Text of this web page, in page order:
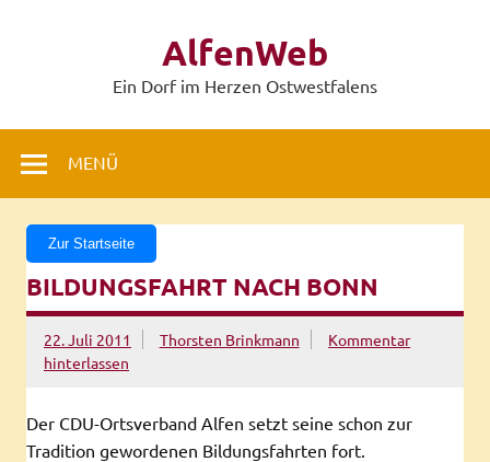
AlfenWeb
Ein Dorf im Herzen Ostwestfalens
MENÜ
Zur Startseite
BILDUNGSFAHRT NACH BONN
22. Juli 2011 Thorsten Brinkmann
Kommentar
hinterlassen
Der CDU-Ortsverband Alfen setzt seine schon zur
Tradition gewordenen Bildungsfahrten fort.